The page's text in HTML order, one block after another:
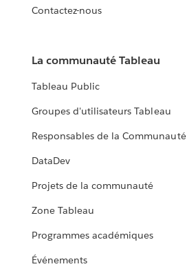
Contactez-nous
La communauté Tableau
Tableau Public
Groupes d'utilisateurs Tableau
Responsables de la Communauté
DataDev
Projets de la communauté
Zone Tableau
Programmes académiques
Événements